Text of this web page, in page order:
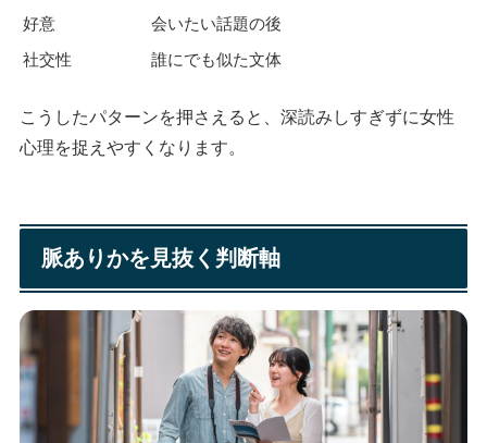
好意
会いたい話題の後
社交性
誰にでも似た文体
こうしたパターンを押さえると、深読みしすぎずに女性
心理を捉えやすくなります。
脈ありかを見抜く判断軸